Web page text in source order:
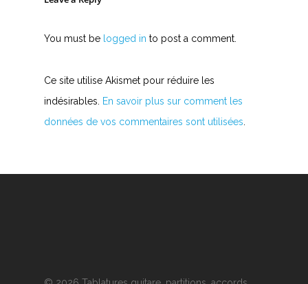
You must be logged in to post a comment.
Ce site utilise Akismet pour réduire les
indésirables.
En savoir plus sur comment les
données de vos commentaires sont utilisées